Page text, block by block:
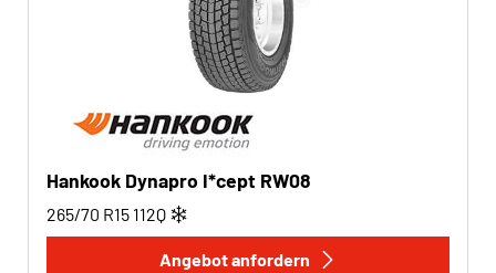
Hankook Dynapro I*cept RW08
265/70 R15 112Q
Angebot anfordern